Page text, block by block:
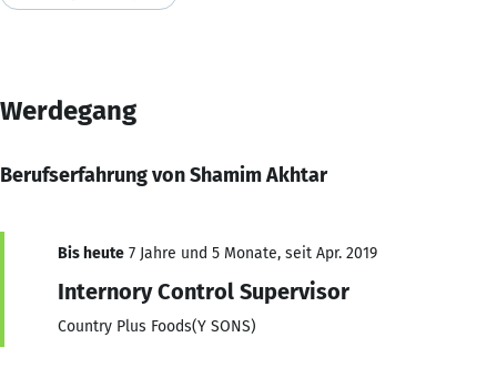
Werdegang
Berufserfahrung von Shamim Akhtar
Bis heute 7 Jahre und 5 Monate, seit Apr. 2019
Internory Control Supervisor
Country Plus Foods(Y SONS)